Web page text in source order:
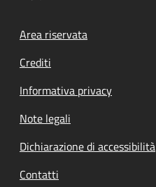
Footer menu
Area riservata
Crediti
Informativa privacy
Note legali
Dichiarazione di accessibilità
Contatti